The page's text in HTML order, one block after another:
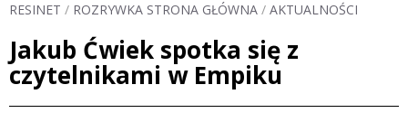
RESINET / ROZRYWKA STRONA GŁÓWNA / AKTUALNOŚCI
Jakub Ćwiek spotka się z
czytelnikami w Empiku